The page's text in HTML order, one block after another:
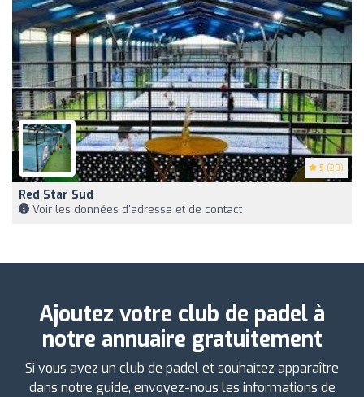
5 (20)
Red Star Sud
Voir les données d'adresse et de contact
Ajoutez votre club de padel à
notre annuaire gratuitement
Si vous avez un club de padel et souhaitez apparaître
dans notre guide, envoyez-nous les informations de